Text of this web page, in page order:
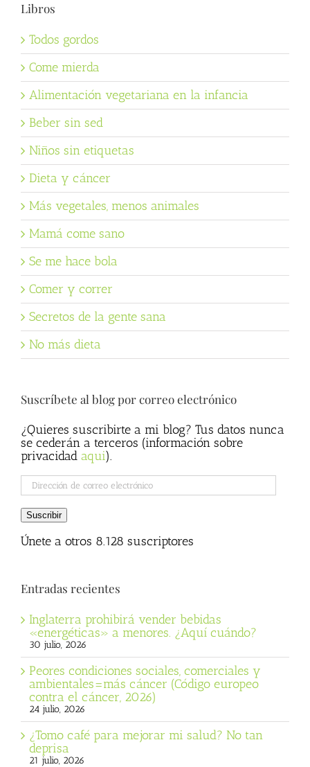
Libros
Todos gordos
Come mierda
Alimentación vegetariana en la infancia
Beber sin sed
Niños sin etiquetas
Dieta y cáncer
Más vegetales, menos animales
Mamá come sano
Se me hace bola
Comer y correr
Secretos de la gente sana
No más dieta
Suscríbete al blog por correo electrónico
¿Quieres suscribirte a mi blog? Tus datos nunca
se cederán a terceros (información sobre
privacidad aqui).
Dirección
de
correo
electrónico
Suscribir
Únete a otros 8.128 suscriptores
Entradas recientes
Inglaterra prohibirá vender bebidas
«energéticas» a menores. ¿Aquí cuándo?
30 julio, 2026
Peores condiciones sociales, comerciales y
ambientales=más cáncer (Código europeo
contra el cáncer, 2026)
24 julio, 2026
¿Tomo café para mejorar mi salud? No tan
deprisa
21 julio, 2026